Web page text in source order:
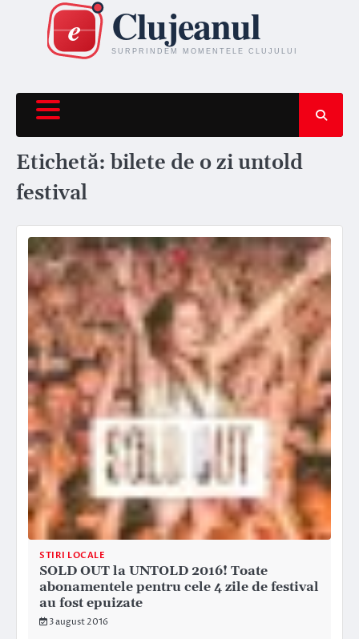
content
Etichetă:bilete de o zi untold
festival
STIRI LOCALE
SOLD OUT la UNTOLD 2016! Toate
abonamentele pentru cele 4 zile de festival
au fost epuizate
3 august 2016